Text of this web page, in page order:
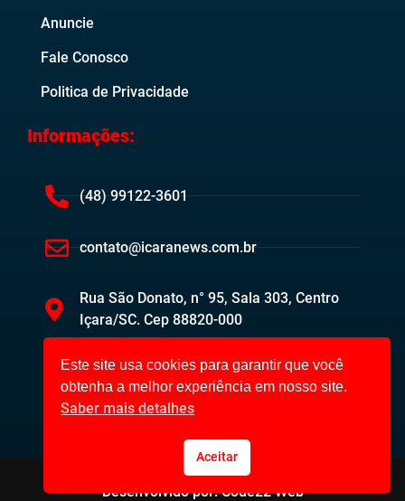
Anuncie
Fale Conosco
Politica de Privacidade
Informações:
(48) 99122-3601
contato@icaranews.com.br
Rua São Donato, n° 95, Sala 303, Centro
Içara/SC. Cep 88820-000
Içara News ©2023. Todos os direitos reservados.
Desenvolvido por: Code22 Web
Este site usa cookies para garantir que você
obtenha a melhor experiência em nosso site.
Saber mais detalhes
Aceitar